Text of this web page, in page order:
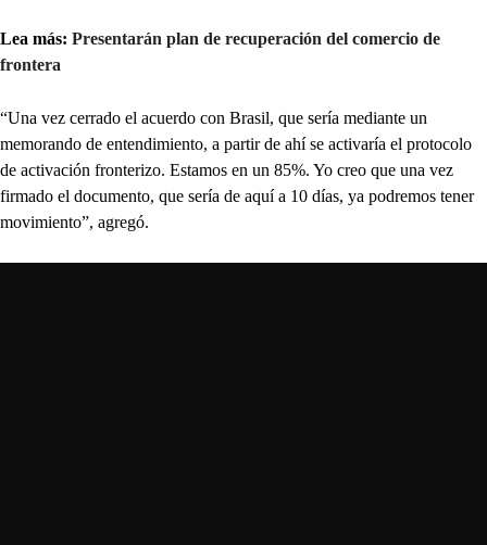
Lea más: Presentarán plan de recuperación del comercio de
frontera
“Una vez cerrado el acuerdo con Brasil, que sería mediante un
memorando de entendimiento, a partir de ahí se activaría el protocolo
de activación fronterizo. Estamos en un 85%. Yo creo que una vez
firmado el documento, que sería de aquí a 10 días, ya podremos tener
movimiento”, agregó.